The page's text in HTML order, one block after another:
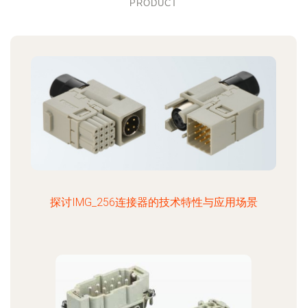
PRODUCT
探讨IMG_256连接器的技术特性与应用场景